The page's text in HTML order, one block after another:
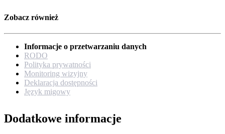
Zobacz również
Informacje o przetwarzaniu danych
RODO
Polityka prywatności
Monitoring wizyjny
Deklaracja dostępności
Język migowy
Dodatkowe informacje